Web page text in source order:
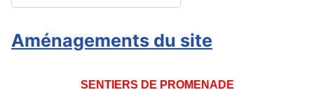
Aménagements du site
SENTIERS DE PROMENADE